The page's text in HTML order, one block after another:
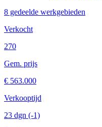
8 gedeelde werkgebieden
Verkocht
270
Gem. prijs
€ 563.000
Verkooptijd
23 dgn (-1)